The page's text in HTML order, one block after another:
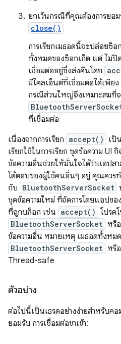
ยกเว้นกรณีที่คุณต้องการยอม
close()
การเรียกเมธอดนี้จะปล่อยซ็อ
ทั้งหมดของซ็อกเก็ต แต่ ไม่ปิด
เชื่อมต่ออยู่ซึ่งส่งคืนโดย
มีไคลเอ็นต์ที่เชื่อมต่อได้เพีย
กรณีส่วนใหญ่จึงเหมาะสมที่จ
ที่เชื่อมต่อ
เนื่องจากการเรียก accept()
เป็
เรียกใช้ในการเรียก ชุดข้อความ UI
ข้อความอื่นช่วยให้มั่นใจได้ว่าแอปส
โต้ตอบของผู้ใช้คนอื่นๆ อยู่ คุณควร
กับ BluetoothServerSocket
ชุดข้อความใหม่ ที่จัดการโดยแอปขอ
ที่ถูกบล็อก เช่น accept() โปรด
BluetoothServerSocket หรือ
ข้อความอื่น หมายเหตุ เมธอดทั้งหม
BluetoothServerSocket หรือ
Thread-safe
ตัวอย่าง
ต่อไปนี้เป็นเธรดอย่างง่ายสำหรับค
ยอมรับ การเชื่อมต่อขาเข้า: